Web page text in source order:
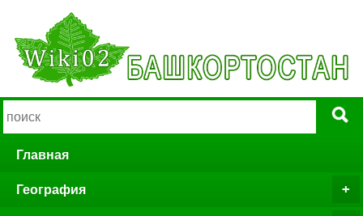
Главная
География